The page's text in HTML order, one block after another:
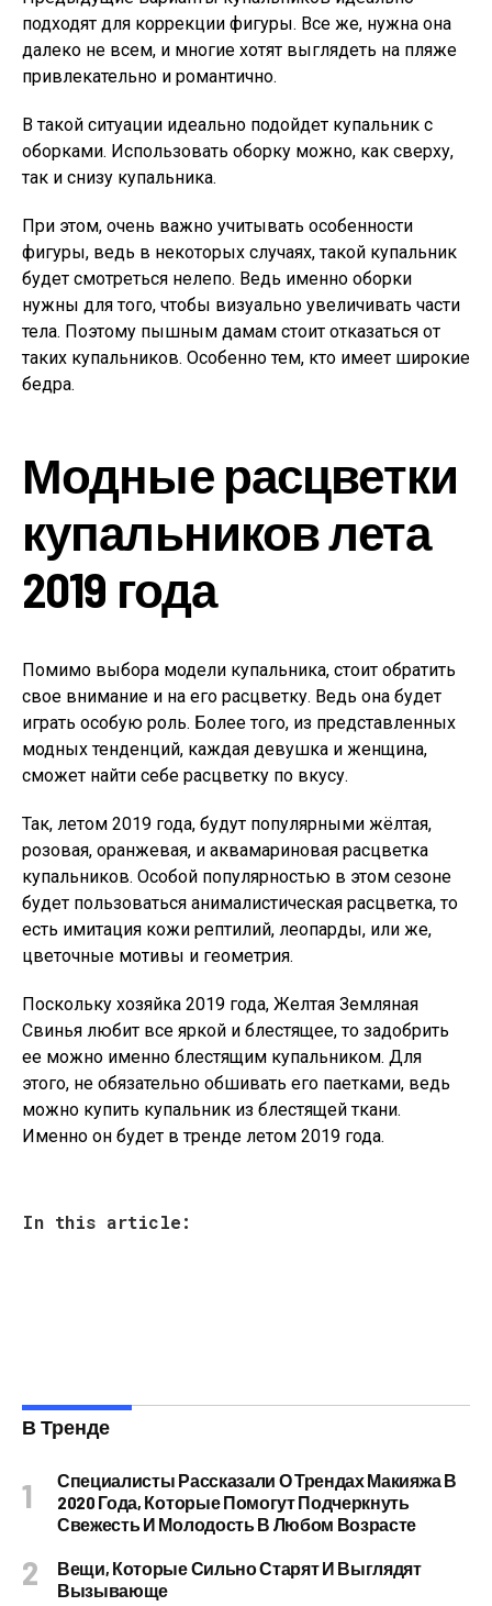
подходят для коррекции фигуры. Все же, нужна она
далеко не всем, и многие хотят выглядеть на пляже
привлекательно и романтично.
В такой ситуации идеально подойдет купальник с
оборками. Использовать оборку можно, как сверху,
так и снизу купальника.
При этом, очень важно учитывать особенности
фигуры, ведь в некоторых случаях, такой купальник
будет смотреться нелепо. Ведь именно оборки
нужны для того, чтобы визуально увеличивать части
тела. Поэтому пышным дамам стоит отказаться от
таких купальников. Особенно тем, кто имеет широкие
бедра.
Модные расцветки
купальников лета
2019 года
Помимо выбора модели купальника, стоит обратить
свое внимание и на его расцветку. Ведь она будет
играть особую роль. Более того, из представленных
модных тенденций, каждая девушка и женщина,
сможет найти себе расцветку по вкусу.
Так, летом 2019 года, будут популярными жёлтая,
розовая, оранжевая, и аквамариновая расцветка
купальников. Особой популярностью в этом сезоне
будет пользоваться анималистическая расцветка, то
есть имитация кожи рептилий, леопарды, или же,
цветочные мотивы и геометрия.
Поскольку хозяйка 2019 года, Желтая Земляная
Свинья любит все яркой и блестящее, то задобрить
ее можно именно блестящим купальником. Для
этого, не обязательно обшивать его паетками, ведь
можно купить купальник из блестящей ткани.
Именно он будет в тренде летом 2019 года.
In this article:
В Тренде
Специалисты Рассказали О Трендах Макияжа В
2020 Года, Которые Помогут Подчеркнуть
Свежесть И Молодость В Любом Возрасте
Вещи, Которые Сильно Старят И Выглядят
Вызывающе